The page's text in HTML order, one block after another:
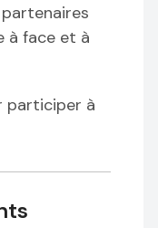
à face et à
participer à